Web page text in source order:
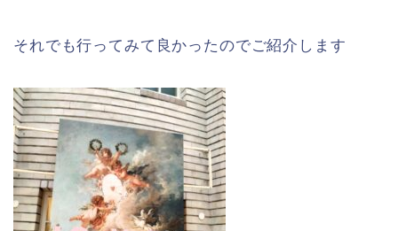
それでも行ってみて良かったのでご紹介します